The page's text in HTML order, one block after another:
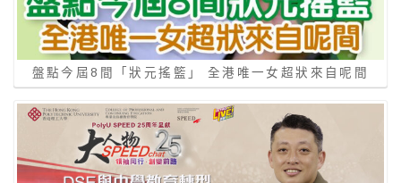
盤點今屆8間「狀元搖籃」 全港唯一女超狀來自呢間